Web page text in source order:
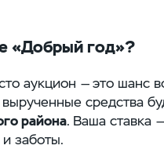
«Добрый год»?
аукцион — это шанс
средства
района. Ваша ставка
заботы.